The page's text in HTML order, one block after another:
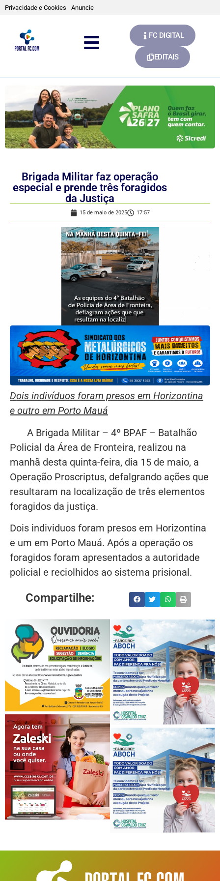
Privacidade e Cookies Anuncie
FC DIGITAL
EDITAIS
Brigada Militar faz operação
especial e prende três foragidos
da Justiça
15 de maio de 2025 17:57
Dois indivíduos foram presos em Horizontina
e outro em Porto Mauá
A Brigada Militar – 4º BPAF – Batalhão
Policial da Área de Fronteira, realizou na
manhã desta quinta-feira, dia 15 de maio, a
Operação Proscriptus, defalgrando ações que
resultaram na localização de três elementos
foragidos da justiça.
Dois individuos foram presos em Horizontina
e um em Porto Mauá. Após a operação os
foragidos foram apresentados a autoridade
policial e reciolhidos ao sistema prisional.
Compartilhe: